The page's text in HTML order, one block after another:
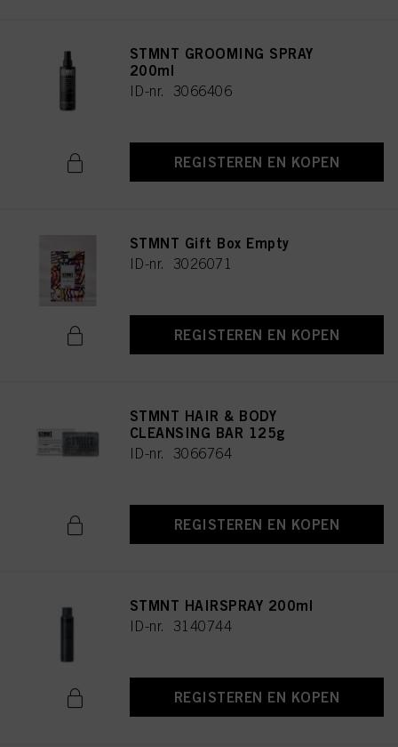
STMNT GROOMING SPRAY
200ml
ID-nr. 3066406
REGISTEREN EN KOPEN
STMNT Gift Box Empty
ID-nr. 3026071
REGISTEREN EN KOPEN
STMNT HAIR & BODY
CLEANSING BAR 125g
ID-nr. 3066764
REGISTEREN EN KOPEN
STMNT HAIRSPRAY 200ml
ID-nr. 3140744
REGISTEREN EN KOPEN